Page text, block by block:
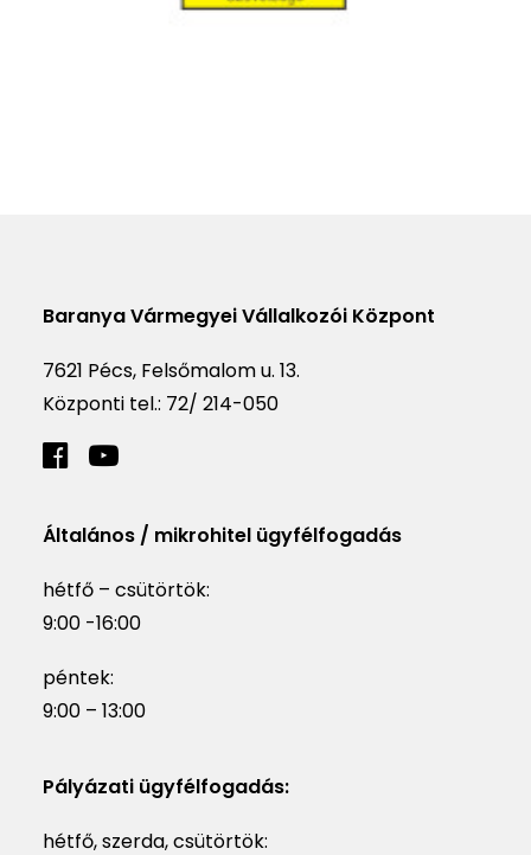
Baranya Vármegyei Vállalkozói Központ
7621 Pécs, Felsőmalom u. 13.
Központi tel.: 72/ 214-050
Általános / mikrohitel ügyfélfogadás
hétfő – csütörtök:
9:00 -16:00
péntek:
9:00 – 13:00
Pályázati ügyfélfogadás:
hétfő, szerda, csütörtök: